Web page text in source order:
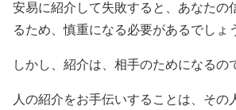
安易に紹介して失敗すると、あなたの
るため、慎重になる必要があるでしょ
しかし、紹介は、相手のためになるの
人の紹介をお手伝いすることは、その